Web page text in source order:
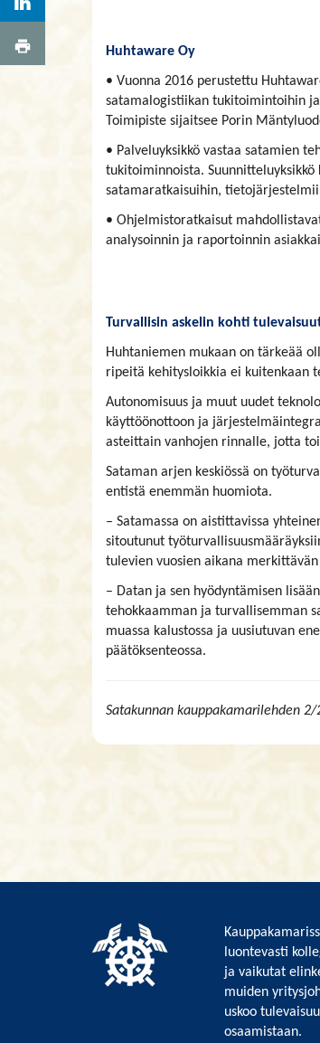
Huhtaware Oy
• Vuonna 2016 perustettu
satamalogistiikan tukitoimintoihin
Toimipiste sijaitsee Porin
• Palveluyksikkö vastaa satamien
tukitoiminnoista. Suunnitteluyksikkö
satamaratkaisuihin,
• Ohjelmistoratkaisut
analysoinnin ja raportoinnin
Turvallisin askelin kohti
Huhtaniemen mukaan on tärkeää
ripeitä kehitysloikkia ei kuitenkaan
Autonomisuus ja muut uudet
käyttöönottoon ja
asteittain vanhojen rinnalle, jotta
Sataman arjen keskiössä on
entistä enemmän huomiota.
– Satamassa on aistittavissa
sitoutunut
tulevien vuosien aikana
– Datan ja sen hyödyntämisen
tehokkaamman ja turvallisemman
muassa kalustossa ja uusiutuvan
päätöksenteossa.
Satakunnan kauppakamarilehden
luontevasti
ja vaikutat
muiden
uskoo
osaamistaan.